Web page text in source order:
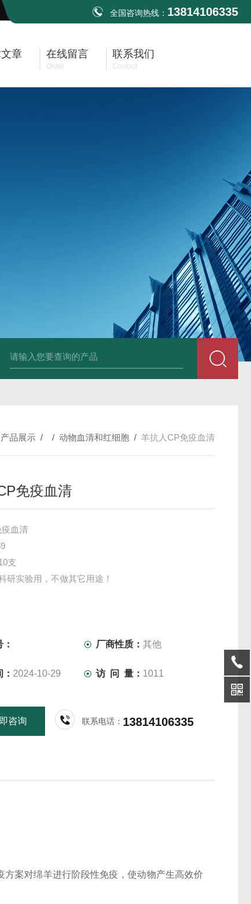
全国咨询热线： 13814106335
章 在线留言
Order
联系我们
Contact
抗His tag 组织细胞固定液（8％，PFA） 总胆汁酸（TBA）质
产品展示 / / 动物血清和红细胞 / 羊抗人CP免疫血清
免疫血清
血清
支
研实验用，不做其它用途！
厂商性质：其他
2024-10-29 访 问 量： 1011
咨询 联系电话： 13814106335
案对绵羊进行阶段性免疫，使动物产生高效价